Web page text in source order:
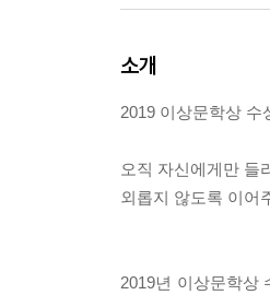
소개
2019 이상문학상 수
오직 자신에게만 들
외롭지 않도록 이어
2019년 이상문학상